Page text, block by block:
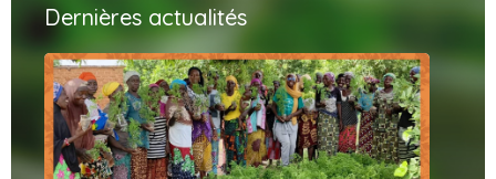
Dernières actualités